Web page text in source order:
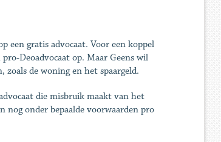
een gratis advocaat. Voor een koppel
Deoadvocaat op. Maar Geens wil
de woning en het spaargeld.
die misbruik maakt van het
nog onder bepaalde voorwaarden pro